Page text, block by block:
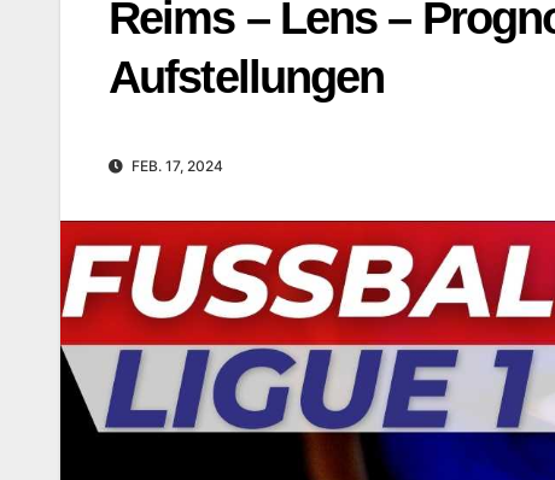
Reims – Lens –
Aufstellungen
FEB. 17, 2024